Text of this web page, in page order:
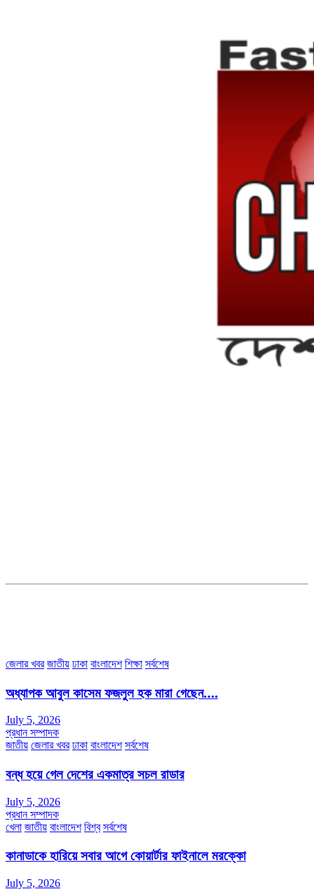
জেলার খবর জাতীয় ঢাকা বাংলাদেশ শিক্ষা সর্বশেষ
অধ্যাপক আবুল কাসেম ফজলুল হক মারা গেছেন….
July 5, 2026
প্রধান সম্পাদক
জাতীয় জেলার খবর ঢাকা বাংলাদেশ সর্বশেষ
বন্ধ হয়ে গেল দেশের একমাত্র সচল রাডার
July 5, 2026
প্রধান সম্পাদক
খেলা জাতীয় বাংলাদেশ বিশ্ব সর্বশেষ
কানাডাকে হারিয়ে সবার আগে কোয়ার্টার ফাইনালে মরক্কো
July 5, 2026